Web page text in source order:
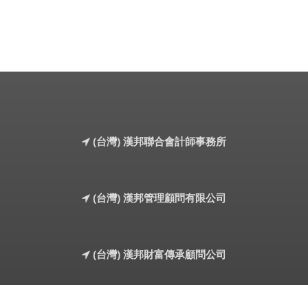
(台灣) 漢邦聯合會計師事務所
(台灣) 漢邦管理顧問有限公司
(台灣) 漢邦財富傳承顧問公司